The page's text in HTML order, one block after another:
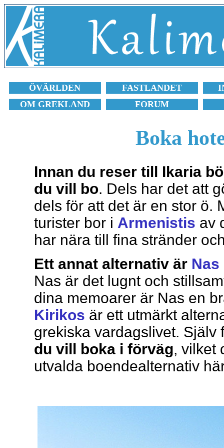
ÖVÄRLDEN FASTLANDET
OM GREKLAND
FORUM
Boka
Innan du reser till Ikaria
du vill bo. Dels har det att
dels för att det är en stor ö.
turister bor i Armenistis av
har nära till fina stränder
Ett annat alternativ är Nas
Nas är det lugnt och
dina memoarer är Nas en
Kirikos är ett utmärkt
grekiska vardagslivet.
du vill boka i förväg, vilket
utvalda boendealternativ